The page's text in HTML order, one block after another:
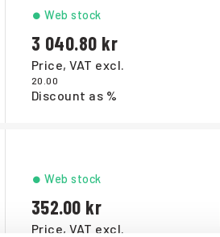
Price, VAT excl.
3 040.80
Discount as %
20.00
Web stock
Price, VAT excl.
352.00
Web stock